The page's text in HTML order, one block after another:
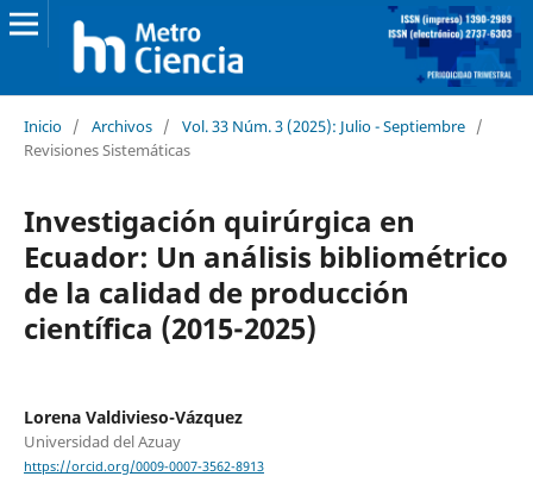
Inicio / Archivos / Vol. 33 Núm. 3 (2025): Julio - Septiembre /
Revisiones Sistemáticas
Investigación quirúrgica en
Ecuador: Un análisis bibliométrico
de la calidad de producción
científica (2015-2025)
Lorena Valdivieso-Vázquez
Universidad del Azuay
https://orcid.org/0009-0007-3562-8913